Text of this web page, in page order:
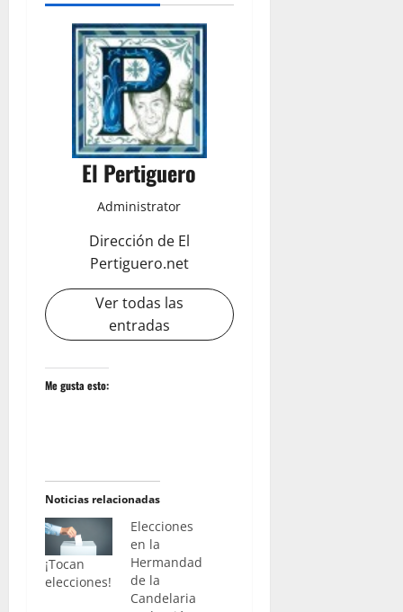
El Pertiguero
Administrator
Dirección de El
Pertiguero.net
Ver todas las
entradas
Me gusta esto:
Noticias relacionadas
¡Tocan
elecciones!
Elecciones
en la
Hermandad
de la
Candelaria